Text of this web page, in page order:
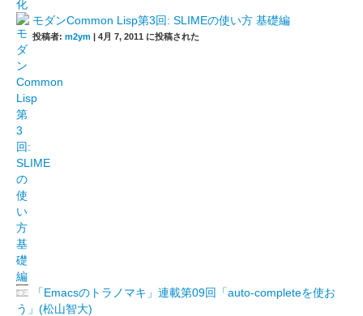
モダンCommon Lisp第3回: SLIMEの使い方 基礎編
投稿者: m2ym | 4月 7, 2011 に投稿された
「Emacsのトラノマキ」連載第09回「auto-completeを使お
う」(松山智大)